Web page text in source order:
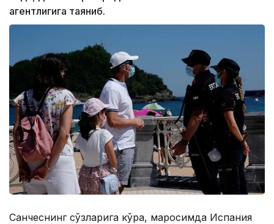
агентлигига таяниб.
Санчеснинг сўзларига кўра, маросимда Испания